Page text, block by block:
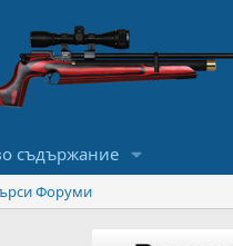
съдържание
Форуми